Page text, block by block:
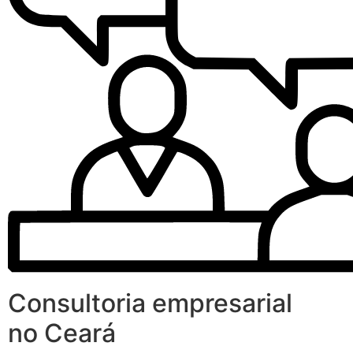
Consultoria empresarial
no Ceará